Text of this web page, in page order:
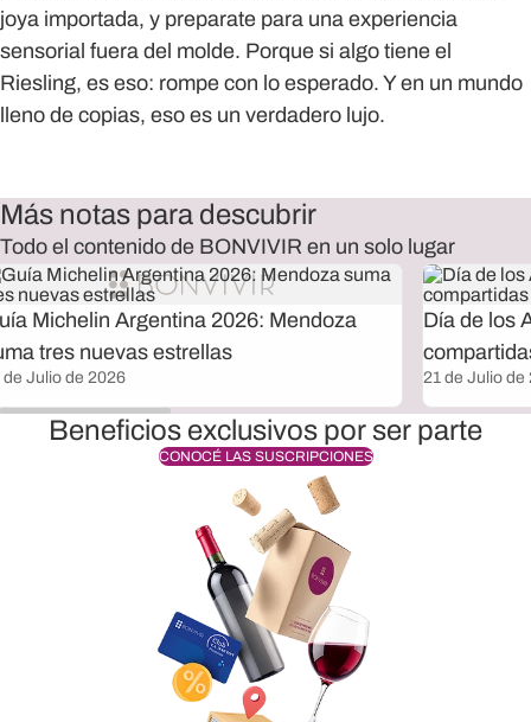
joya importada, y preparate para una experiencia
sensorial fuera del molde. Porque si algo tiene el
Riesling, es eso: rompe con lo esperado. Y en un mundo
lleno de copias, eso es un verdadero lujo.
Más notas para descubrir
Todo el contenido de BONVIVIR en un solo lugar
Michelin Argentina 2026: Mendoza
tres nuevas estrellas
de Julio de 2026
Día de los
21 de Julio de
Beneficios exclusivos por ser parte
CONOCÉ LAS SUSCRIPCIONES